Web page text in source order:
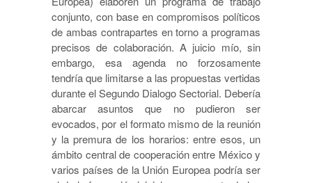
conjunto, con base en compromisos políticos
de ambas contrapartes en torno a programas
precisos de colaboración. A juicio mío, sin
embargo, esa agenda no forzosamente
tendría que limitarse a las propuestas vertidas
durante el Segundo Dialogo Sectorial. Debería
abarcar asuntos que no pudieron ser
evocados, por el formato mismo de la reunión
y la premura de los horarios: entre esos, un
ámbito central de cooperación entre México y
varios países de la Unión Europea podría ser